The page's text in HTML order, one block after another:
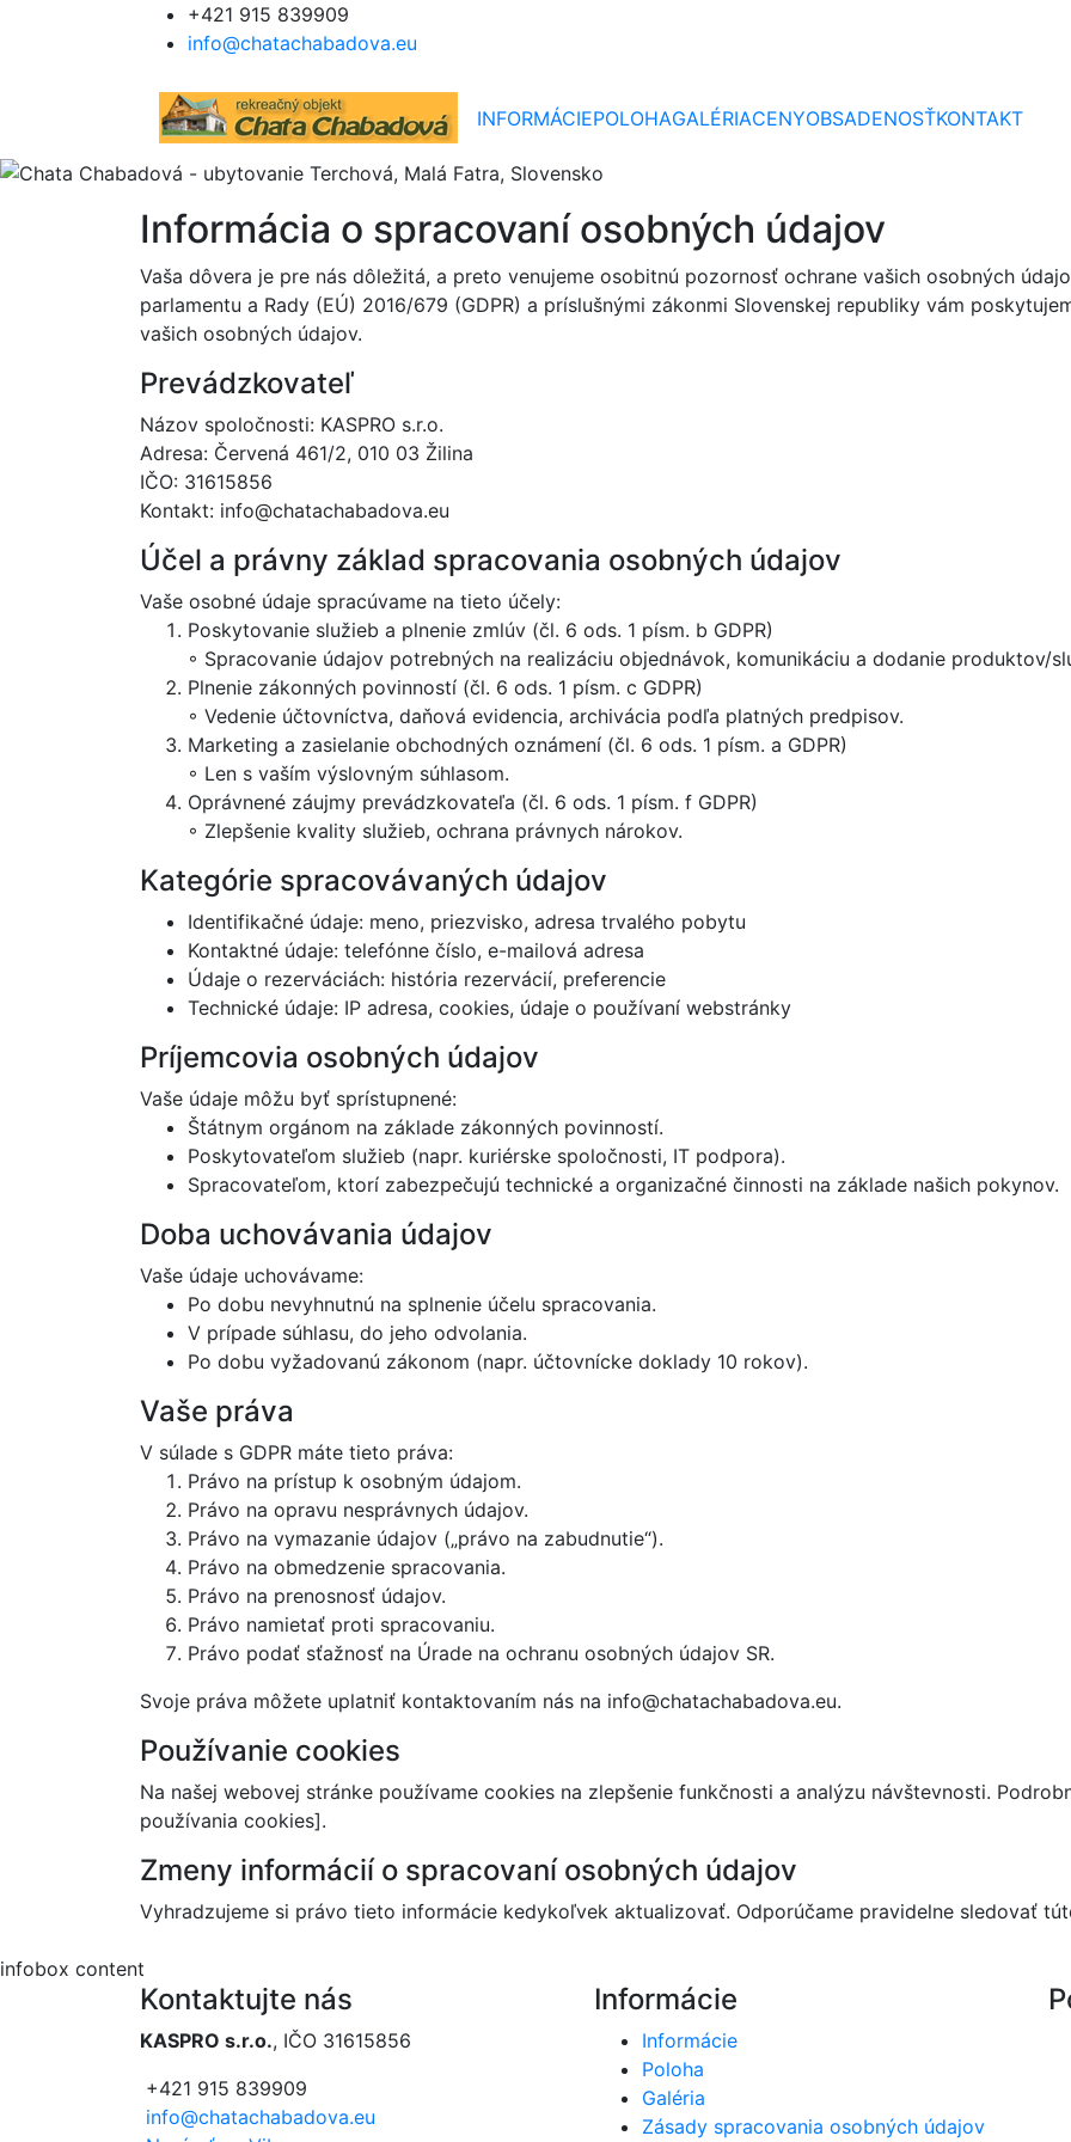
+421 915 839909
info@chatachabadova.eu
INFORMÁCIEPOLOHAGALÉRIACENYOBSADENOSŤKONTAKT
Rekreačná chata Chabadová poskytuje pohodlné ubytovanie pre 11 osôb v 3
Viac informácií
Informácia o spracovaní osobných údajov
Vaša dôvera je pre nás dôležitá, a preto venujeme osobitnú pozornosť ochrane vašich osobných
parlamentu a Rady (EÚ) 2016/679 (GDPR) a príslušnými zákonmi Slovenskej republiky vám
vašich osobných údajov.
Prevádzkovateľ
Názov spoločnosti: KASPRO s.r.o.
Adresa: Červená 461/2, 010 03 Žilina
IČO: 31615856
Kontakt: info@chatachabadova.eu
Účel a právny základ spracovania osobných údajov
Vaše osobné údaje spracúvame na tieto účely:
Poskytovanie služieb a plnenie zmlúv (čl. 6 ods. 1 písm. b GDPR)
◦ Spracovanie údajov potrebných na realizáciu objednávok, komunikáciu a dodanie produktov/
Plnenie zákonných povinností (čl. 6 ods. 1 písm. c GDPR)
◦ Vedenie účtovníctva, daňová evidencia, archivácia podľa platných predpisov.
Marketing a zasielanie obchodných oznámení (čl. 6 ods. 1 písm. a GDPR)
◦ Len s vaším výslovným súhlasom.
Oprávnené záujmy prevádzkovateľa (čl. 6 ods. 1 písm. f GDPR)
◦ Zlepšenie kvality služieb, ochrana právnych nárokov.
Kategórie spracovávaných údajov
Identifikačné údaje: meno, priezvisko, adresa trvalého pobytu
Kontaktné údaje: telefónne číslo, e-mailová adresa
Údaje o rezerváciách: história rezervácií, preferencie
Technické údaje: IP adresa, cookies, údaje o používaní webstránky
Príjemcovia osobných údajov
Vaše údaje môžu byť sprístupnené:
Štátnym orgánom na základe zákonných povinností.
Poskytovateľom služieb (napr. kuriérske spoločnosti, IT podpora).
Spracovateľom, ktorí zabezpečujú technické a organizačné činnosti na základe našich pokynov.
Doba uchovávania údajov
Vaše údaje uchovávame:
Po dobu nevyhnutnú na splnenie účelu spracovania.
V prípade súhlasu, do jeho odvolania.
Po dobu vyžadovanú zákonom (napr. účtovnícke doklady 10 rokov).
Vaše práva
V súlade s GDPR máte tieto práva:
Právo na prístup k osobným údajom.
Právo na opravu nesprávnych údajov.
Právo na vymazanie údajov („právo na zabudnutie“).
Právo na obmedzenie spracovania.
Právo na prenosnosť údajov.
Právo namietať proti spracovaniu.
Právo podať sťažnosť na Úrade na ochranu osobných údajov SR.
Svoje práva môžete uplatniť kontaktovaním nás na info@chatachabadova.eu.
Používanie cookies
Na našej webovej stránke používame cookies na zlepšenie funkčnosti a analýzu návštevnosti.
používania cookies].
Zmeny informácií o spracovaní osobných údajov
Vyhradzujeme si právo tieto informácie kedykoľvek aktualizovať. Odporúčame pravidelne sledovať
infobox content
Kontaktujte nás
KASPRO s.r.o., IČO 31615856
+421 915 839909
info@chatachabadova.eu
Informácie
Informácie
Poloha
Galéria
Zásady spracovania osobných údajov